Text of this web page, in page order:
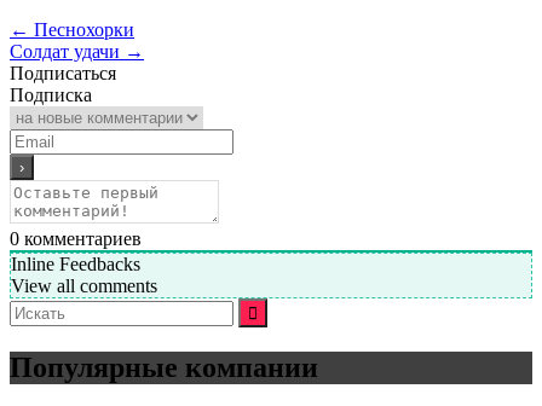
← Песнохорки
Солдат удачи →
Подписаться
Подписка
0 комментариев
Inline Feedbacks
View all comments
Искать:
Популярные компании